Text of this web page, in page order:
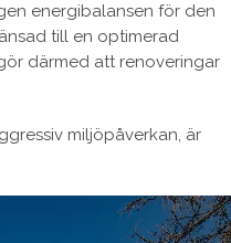
energibalansen för den
till en optimerad
därmed att renoveringar
miljöpåverkan, är